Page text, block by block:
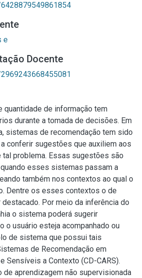
e
Docente
quantidade de informação tem
durante a tomada de decisões. Em
sistemas de recomendação tem sido
conferir sugestões que auxiliem aos
tal problema. Essas sugestões são
esses sistemas passam a
também nos contextos ao qual o
Dentre os esses contextos o de
Por meio da inferência do
o sistema poderá sugerir
o usuário esteja acompanhado ou
de sistema que possui tais
de Recomendação em
Sensíveis a Contexto (CD-CARS).
de aprendizagem não supervisionada